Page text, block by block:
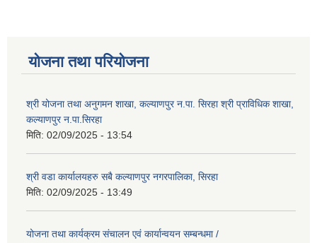
योजना तथा परियोजना
श्री योजना तथा अनुगमन शाखा, कल्याणपुर न.पा. सिरहा श्री प्राविधिक शाखा,
कल्याणपुर न.पा.सिरहा
मिति: 02/09/2025 - 13:54
श्री वडा कार्यालयहरु सबै कल्याणपुर नगरपालिका, सिरहा
मिति: 02/09/2025 - 13:49
योजना तथा कार्यक्रम संचालन एवं कार्यान्वयन सम्बन्धमा /